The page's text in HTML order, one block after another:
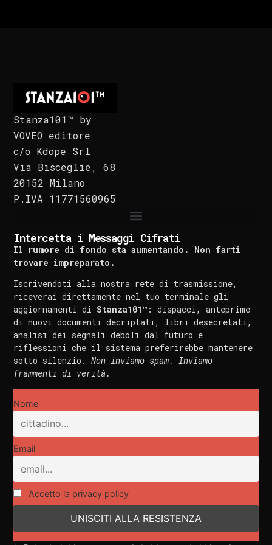
Stanza101™ by
VOVEO editore
c/o Kdope Srl
Via Bisceglie, 68
20152 Milano
P.IVA 11771560965
Intercetta i Messaggi Cifrati
Il rumore di fondo sta aumentando. Non farti
trovare impreparato.
Iscrivendoti alla nostra rete di trasmissione,
riceverai direttamente nel tuo terminale gli
aggiornamenti diStanza101™ : dispacci, anteprime
di nuovi documenti decriptati, libri desecretati,
analisi dei segnali deboli dal futuro e
riflessioni che il sistema preferirebbe mantenere
sotto silenzio.Non inviamo spam. Inviamo
frammenti di verità.
Nome
Email
Accetto la privacy policy